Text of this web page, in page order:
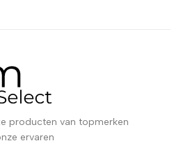
producten van topmerken
ervaren